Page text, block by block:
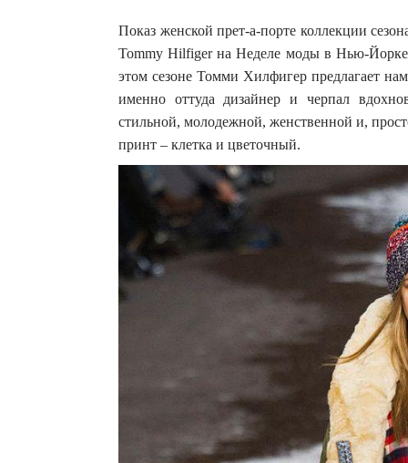
Показ женской прет-а-порте коллекции
Tommy Hilfiger на Неделе моды в Нью-Йорке
этом сезоне Томми Хилфигер предлагает
именно оттуда дизайнер и черпал
стильной, молодежной, женственной и,
принт – клетка и цветочный.